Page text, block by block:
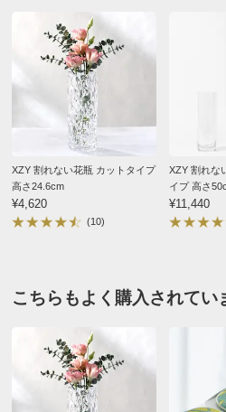
XZY 割れない花瓶 カットタイプ
高さ24.6cm
¥4,620
(10)
XZY 割れな
イプ 高さ
¥11,440
こちらもよく購入されてい